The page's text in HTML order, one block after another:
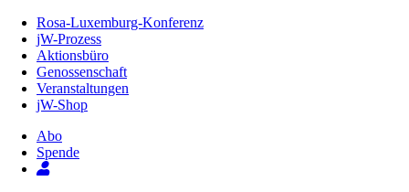
Inhalt
Seite
Rosa-Luxemburg-Konferenz
jW-Prozess
Aktionsbüro
Genossenschaft
Veranstaltungen
jW-Shop
Abo
Spende